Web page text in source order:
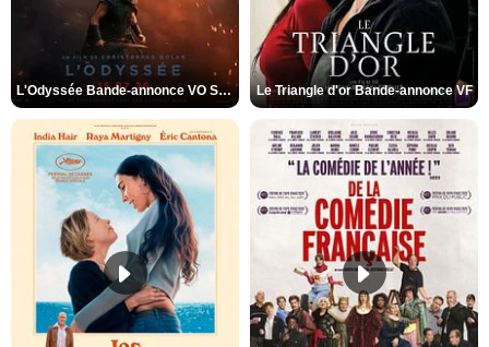
L'Odyssée Bande-annonce VO STFR Le Triangle d'or Bande-annonce VF